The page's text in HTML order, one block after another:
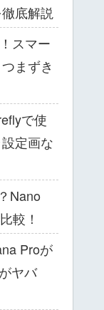
底解説
スマー
まずき
で使
定画な
Nano
較！
Proが
ヤバ